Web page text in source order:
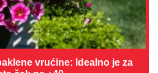
vrućine: Idealno je za